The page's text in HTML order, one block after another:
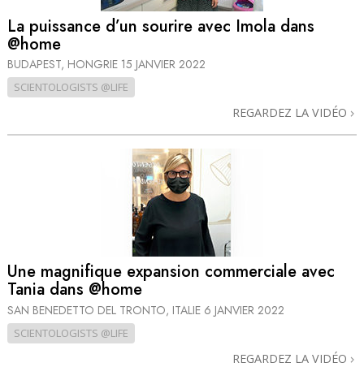
La puissance d’un sourire avec Imola dans
@home
BUDAPEST, HONGRIE 15 JANVIER 2022
SCIENTOLOGISTS @LIFE
REGARDEZ LA VIDÉO
Une magnifique expansion commerciale avec
Tania dans @home
SAN BENEDETTO DEL TRONTO, ITALIE 6 JANVIER 2022
SCIENTOLOGISTS @LIFE
REGARDEZ LA VIDÉO